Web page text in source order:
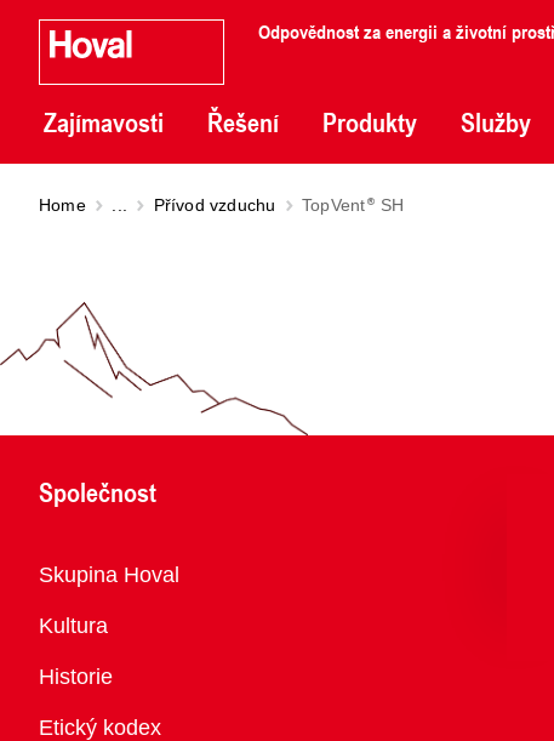
Odpovědnost za energii a životní
Zajímavosti Řešení Produkty Služby
Home Přívod vzduchu TopVent SH
Společnost
Přehled
Skupina Hoval
Kultura
Historie
Etický kodex